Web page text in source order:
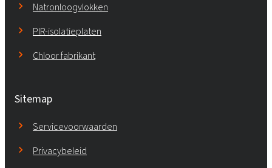
Natronloogvlokken
PIR-isolatieplaten
Chloor fabrikant
Sitemap
Servicevoorwaarden
Privacybeleid